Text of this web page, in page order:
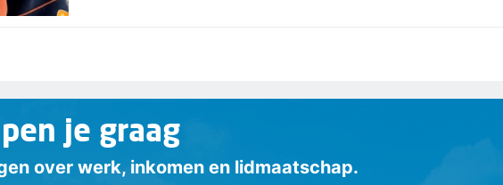
je graag
over werk, inkomen en lidmaatschap.